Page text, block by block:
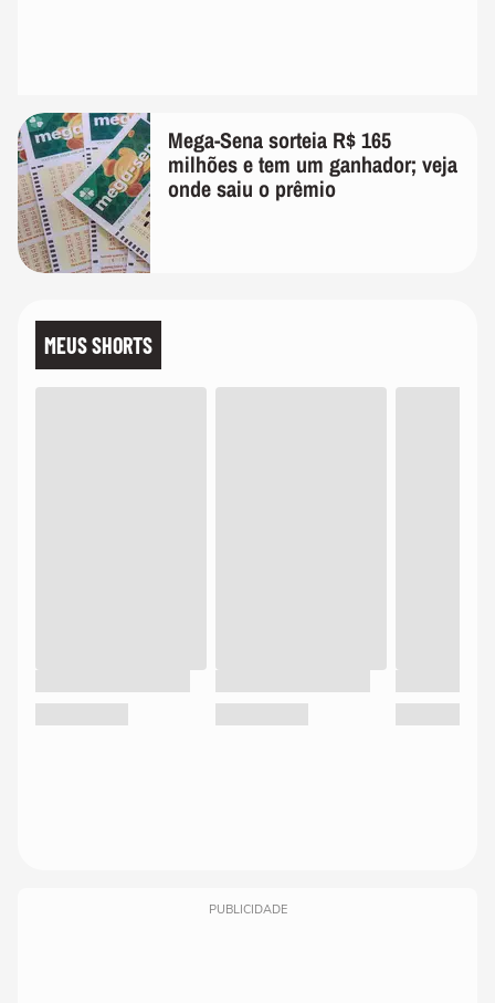
Mega-Sena sorteia R$ 165
milhões e tem um ganhador; veja
onde saiu o prêmio
MEUS SHORTS
PUBLICIDADE